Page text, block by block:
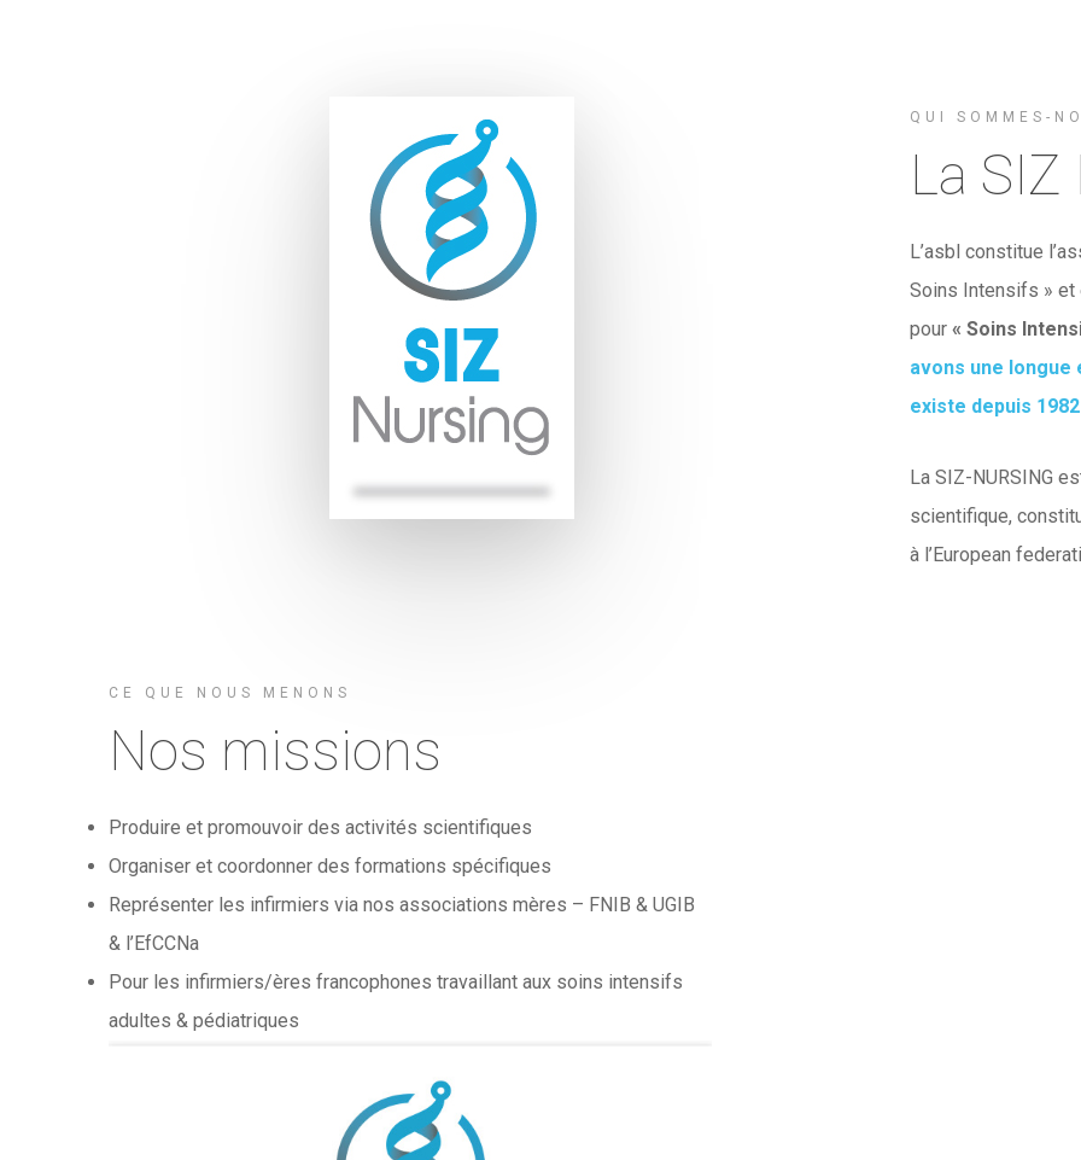
QUI SOMMES-
La
L’asbl constitue
Soins Intensifs »
pour « Soins
avons une longue
existe depuis
La SIZ-NURSING
scientifique,
à l’European
CE QUE NOUS MENONS
Nos missions
Produire et promouvoir des activités scientifiques
Organiser et coordonner des formations spécifiques
Représenter les infirmiers via nos associations mères – FNIB & UGIB
& l’EfCCNa
Pour les infirmiers/ères francophones travaillant aux soins intensifs
adultes & pédiatriques